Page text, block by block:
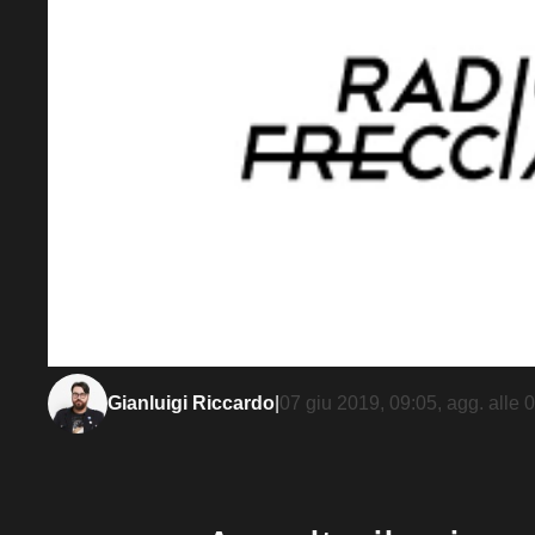
Gianluigi Riccardo 07 giu 2019, 09:05, agg. alle